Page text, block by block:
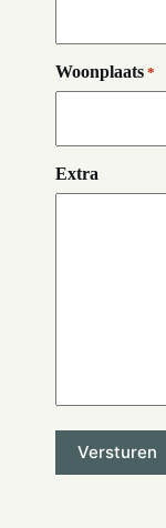
Woonplaats *
Extra